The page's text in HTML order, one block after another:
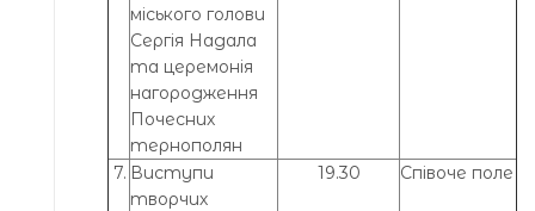
міського голови
Сергія Надала
та церемонія
нагородження
Почесних
тернополян
7. Виступи
творчих
19.30 Співоче поле